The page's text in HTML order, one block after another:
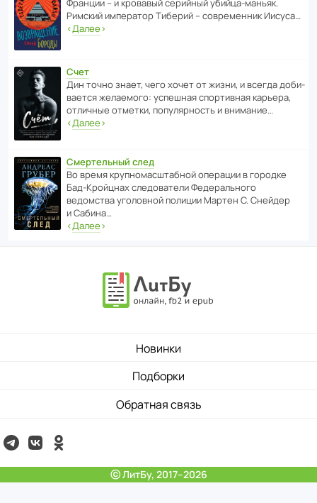
Франции – и кровавый серийный убийца-маньяк.
Римский импе­ратор Тиберий – совре­менник Иисуса…
‹Далее›
Счет
Дин точно знает, чего хочет от жизни, и всегда доби­
ва­ется жела­е­мого: успе­шная спор­ти­вная карьера,
отли­чные отметки, попу­ля­р­ность и внимание…
‹Далее›
Смертельный след
Во время круп­но­мас­ш­та­бной операции в городке
Бад‑Крой­цнах следо­ва­тели Феде­раль­ного
ведомства уголо­вной полиции Мартен С. Снейдер
и Сабина…
‹Далее›
Новинки
Подборки
Обратная связь
ⓒ ЛитБу, 2017–2026